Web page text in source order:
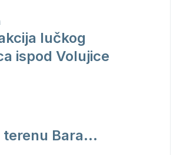
lučkog
ispod Volujice
terenu Bara...